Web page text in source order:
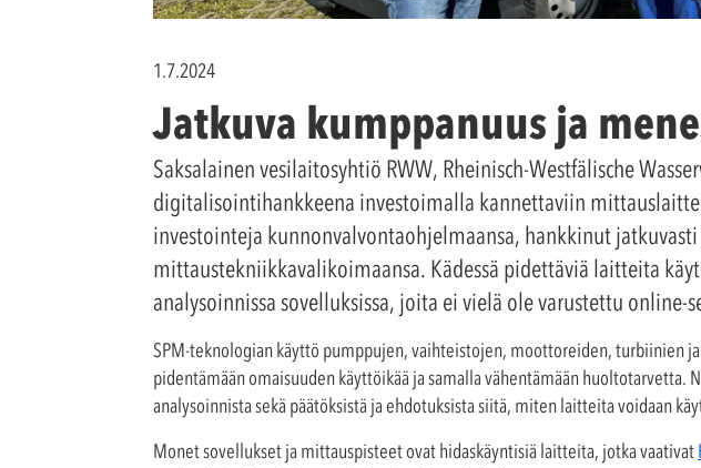
1.7.2024
Jatkuva kumppanuus ja
Saksalainen vesilaitosyhtiö RWW, Rheinisch-Westfälische
digitalisointihankkeena investoimalla kannettaviin
investointeja kunnonvalvontaohjelmaansa, hankkinut
mittaustekniikkavalikoimaansa. Kädessä pidettäviä laitteita
analysoinnissa sovelluksissa, joita ei vielä ole varustettu online-
SPM-teknologian käyttö pumppujen, vaihteistojen, moottoreiden, turbiinien
pidentämään omaisuuden käyttöikää ja samalla vähentämään
analysoinnista sekä päätöksistä ja ehdotuksista siitä, miten laitteita voidaan
Monet sovellukset ja mittauspisteet ovat hidaskäyntisiä laitteita, jotka vaativat